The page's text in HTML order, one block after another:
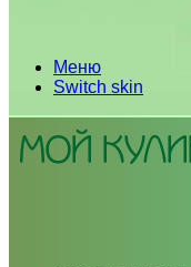
Меню
Switch skin